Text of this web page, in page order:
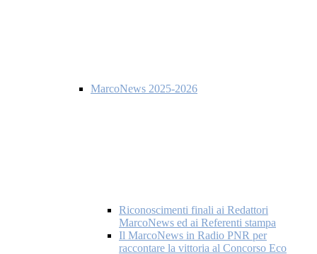
MarcoNews 2025-2026
Riconoscimenti finali ai Redattori
MarcoNews ed ai Referenti stampa
Il MarcoNews in Radio PNR per
raccontare la vittoria al Concorso Eco